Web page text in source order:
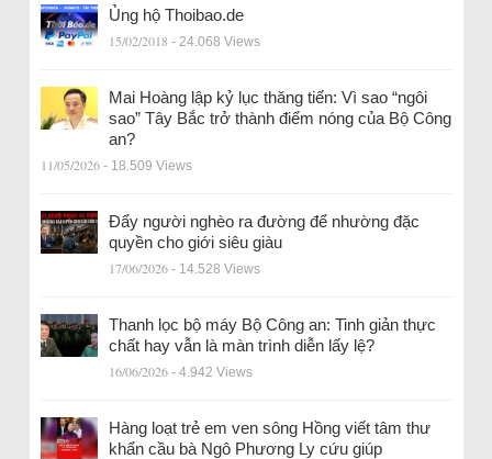
Ủng hộ Thoibao.de
15/02/2018 - 24.068 Views
Mai Hoàng lập kỷ lục thăng tiến: Vì sao “ngôi
sao” Tây Bắc trở thành điểm nóng của Bộ Công
an?
11/05/2026 - 18.509 Views
Đẩy người nghèo ra đường để nhường đặc
quyền cho giới siêu giàu
17/06/2026 - 14.528 Views
Thanh lọc bộ máy Bộ Công an: Tinh giản thực
chất hay vẫn là màn trình diễn lấy lệ?
16/06/2026 - 4.942 Views
Hàng loạt trẻ em ven sông Hồng viết tâm thư
khẩn cầu bà Ngô Phương Ly cứu giúp